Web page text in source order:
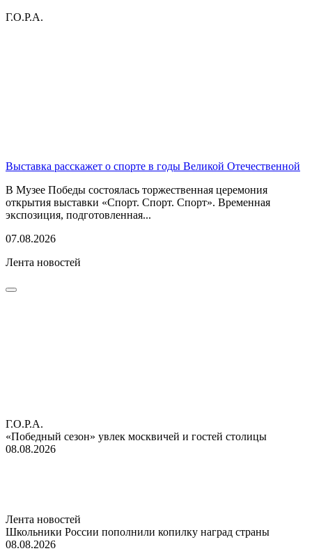
Г.О.Р.А.
Выставка расскажет о спорте в годы Великой Отечественной
В Музее Победы состоялась торжественная церемония
открытия выставки «Спорт. Спорт. Спорт». Временная
экспозиция, подготовленная...
07.08.2026
Лента новостей
Г.О.Р.А.
«Победный сезон» увлек москвичей и гостей столицы
08.08.2026
Лента новостей
Школьники России пополнили копилку наград страны
08.08.2026